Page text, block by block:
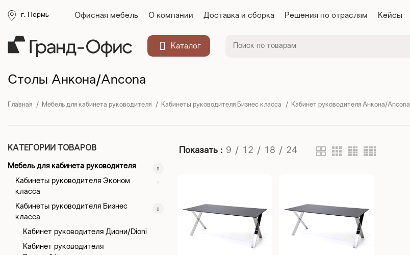
г. Пермь Офисная мебель О компании Доставка и сборка Решения по отраслям Кейсы
Каталог
Столы Анкона/Ancona
Главная Мебель для кабинета руководителя Кабинеты руководителя Бизнес класса Кабинет руководителя Анкона/Ancona
КАТЕГОРИИ ТОВАРОВ
Мебель для кабинета руководителя
Кабинеты руководителя Эконом
класса
Кабинеты руководителя Бизнес
класса
Кабинет руководителя Диони/Dioni
Кабинет руководителя
Показать 9 12 18 24